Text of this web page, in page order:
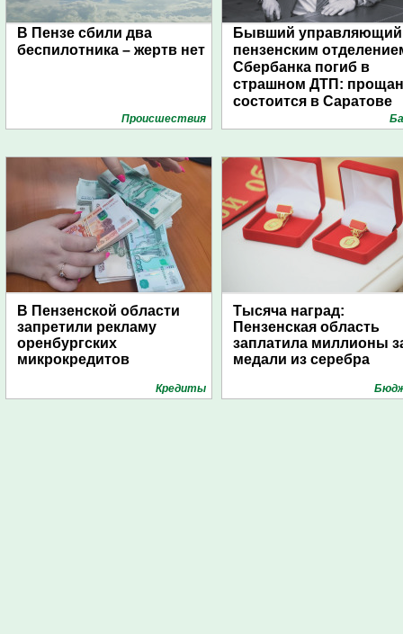
В Пензе сбили два
беспилотника – жертв нет
Проиcшествия
Бывший управляющий
пензенским
Сбербанка погиб в
страшном ДТП:
состоится в Саратове
В Пензенской области
запретили рекламу
оренбургских
микрокредитов
Кредиты
Тысяча наград:
Пензенская область
заплатила миллионы
медали из серебра